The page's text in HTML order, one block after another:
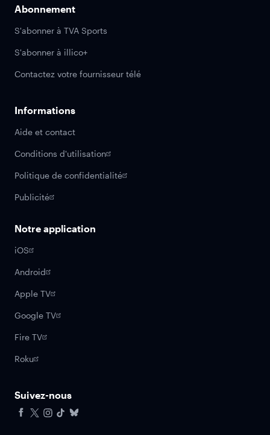
Abonnement
S'abonner à TVA Sports
S'abonner à illico+
Contactez votre fournisseur télé
Informations
Aide et contact
Conditions d'utilisation
Politique de confidentialité
Publicité
Notre application
iOS
Android
Apple TV
Google TV
Fire TV
Roku
Suivez-nous